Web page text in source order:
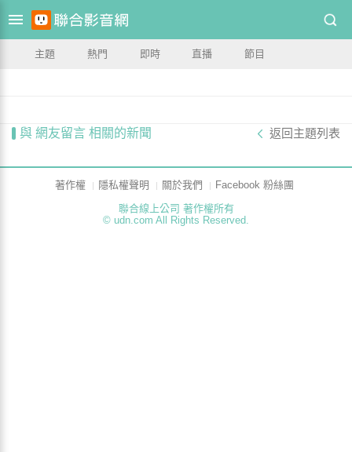
主題 熱門 即時 直播 節目
與 網友留言 相關的新聞 返回主題列表
著作權 隱私權聲明 關於我們
Facebook 粉絲團
聯合線上公司 著作權所有
© udn.com All Rights Reserved.